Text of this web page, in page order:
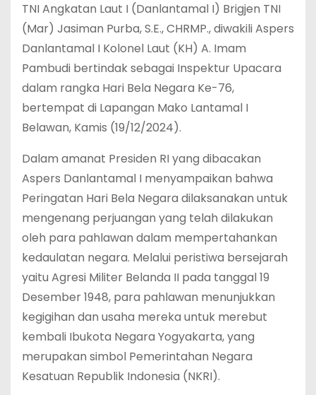
TNI Angkatan Laut I (Danlantamal I) Brigjen TNI
(Mar) Jasiman Purba, S.E., CHRMP., diwakili Aspers
Danlantamal I Kolonel Laut (KH) A. Imam
Pambudi bertindak sebagai Inspektur Upacara
dalam rangka Hari Bela Negara Ke-76,
bertempat di Lapangan Mako Lantamal I
Belawan, Kamis (19/12/2024).
Dalam amanat Presiden RI yang dibacakan
Aspers Danlantamal I menyampaikan bahwa
Peringatan Hari Bela Negara dilaksanakan untuk
mengenang perjuangan yang telah dilakukan
oleh para pahlawan dalam mempertahankan
kedaulatan negara. Melalui peristiwa bersejarah
yaitu Agresi Militer Belanda II pada tanggal 19
Desember 1948, para pahlawan menunjukkan
kegigihan dan usaha mereka untuk merebut
kembali Ibukota Negara Yogyakarta, yang
merupakan simbol Pemerintahan Negara
Kesatuan Republik Indonesia (NKRI).